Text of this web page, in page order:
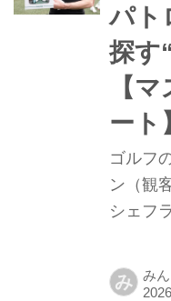
だ。 「
で見て
パト
探す
【
ート】
ゴルフ
ン（観
シェフ
スタナ
う一つ
み み